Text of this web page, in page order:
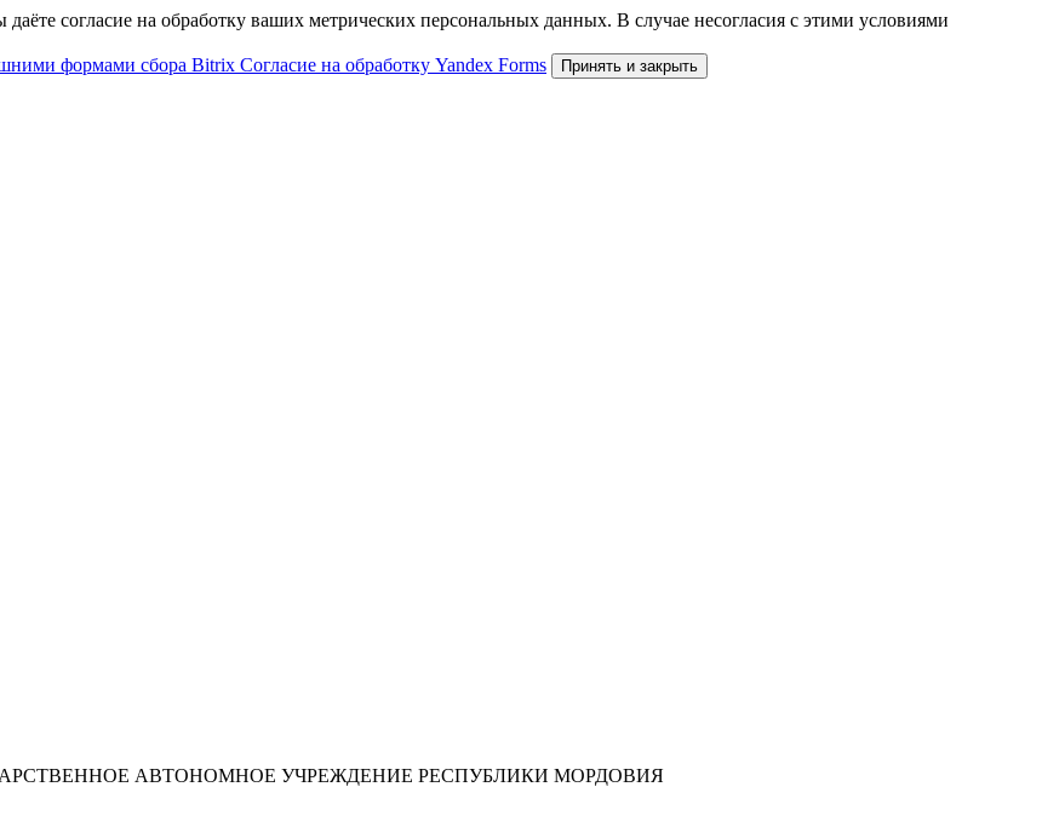
согласие на обработку ваших метрических персональных данных. В случае несогласия с этими условиями
формами сбора Bitrix Согласие на обработку Yandex Forms Принять и закрыть
АВТОНОМНОЕ УЧРЕЖДЕНИЕ РЕСПУБЛИКИ МОРДОВИЯ